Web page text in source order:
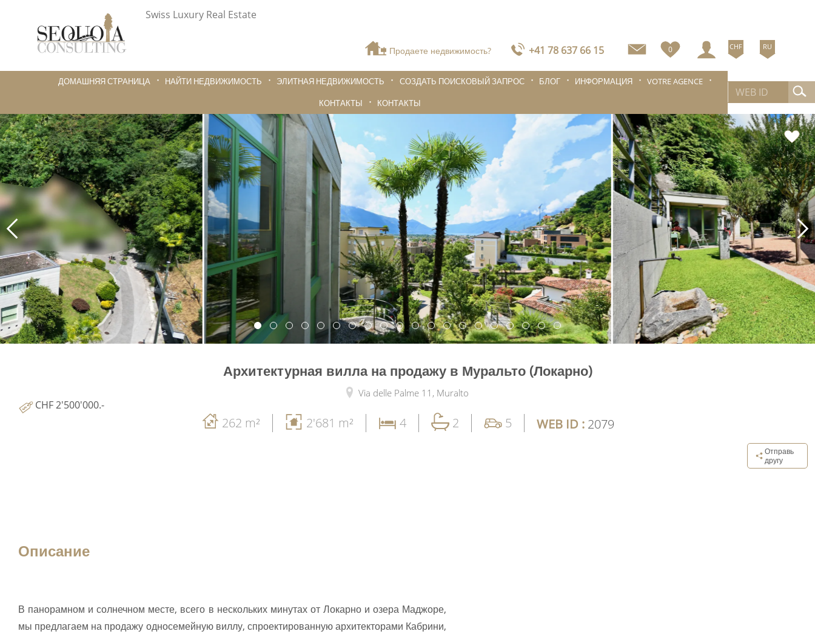
Swiss Luxury Real Estate
Продаете недвижимость? +41 78 637 66 15 0 CHF RU
ДОМАШНЯЯ СТРАНИЦА НАЙТИ НЕДВИЖИМОСТЬ ЭЛИТНАЯ НЕДВИЖИМОСТЬ СОЗДАТЬ ПОИСКОВЫЙ ЗАПРОС БЛОГ ИНФОРМАЦИЯ
VOTRE AGENCE
КОНТАКТЫ
КОНТАКТЫ
Архитектурная вилла на продажу в Муральто (Локарно)
Via delle Palme 11, Muralto
CHF 2'500'000.-
262 m² 2'681 m² 4 2 5 WEB ID : 2079
Отправь
другу
Описание
В панорамном и солнечном месте, всего в нескольких минутах от Локарно и озера Маджоре,
мы предлагаем на продажу односемейную виллу, спроектированную архитекторами Кабрини,